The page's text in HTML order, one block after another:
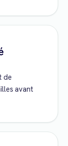
de
avant